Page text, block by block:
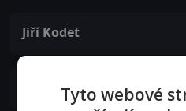
Jiří Kodet
Naďa Konvalinková
Tyto webové